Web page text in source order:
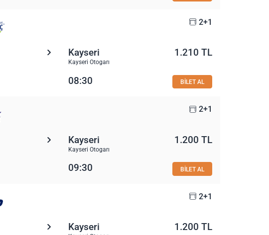
2+1
Kayseri
Kayseri Otogarı
1.210 TL
08:30 BİLET AL
2+1
Kayseri
Kayseri Otogarı
1.200 TL
09:30 BİLET AL
2+1
Kayseri 1.200 TL